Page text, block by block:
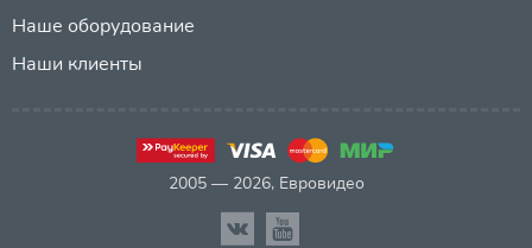
Наше оборудование
Наши клиенты
2005 — 2026, Евровидео